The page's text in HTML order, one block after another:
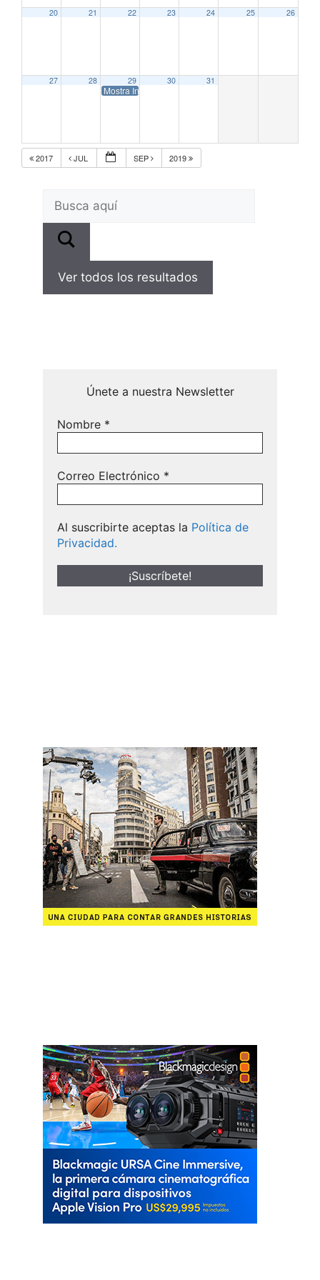
20 21 22 23 24 25 26
27 28 29
Mostra Internacional de Cine de Venecia – La
30 31
2017 JUL SEP 2019
Ver todos los resultados
Únete a nuestra Newsletter
Nombre *
Correo Electrónico *
Al suscribirte aceptas la Política de
Privacidad.